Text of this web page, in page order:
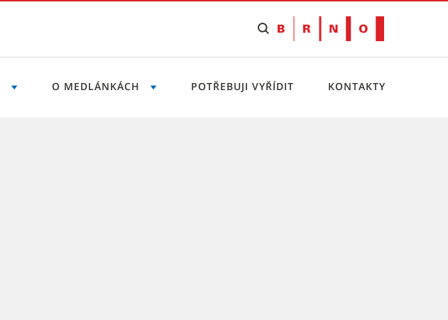
O MEDLÁNKÁCH POTŘEBUJI VYŘÍDIT KONTAKTY